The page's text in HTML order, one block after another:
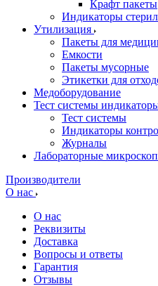
Крафт пакеты
Индикаторы
Утилизация
Пакеты для
Емкости
Пакеты мусорные
Этикетки для
Медоборудование
Тест системы
Тест системы
Индикаторы
Журналы
Лабораторные
Производители
О нас
О нас
Реквизиты
Доставка
Вопросы и ответы
Гарантия
Отзывы